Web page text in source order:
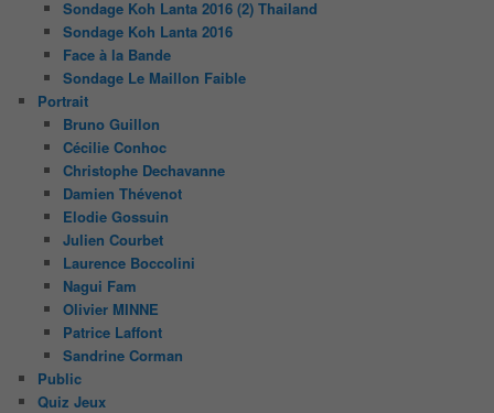
Sondage Koh Lanta 2016 (2) Thailand
Sondage Koh Lanta 2016
Face à la Bande
Sondage Le Maillon Faible
Portrait
Bruno Guillon
Cécilie Conhoc
Christophe Dechavanne
Damien Thévenot
Elodie Gossuin
Julien Courbet
Laurence Boccolini
Nagui Fam
Olivier MINNE
Patrice Laffont
Sandrine Corman
Public
Quiz Jeux